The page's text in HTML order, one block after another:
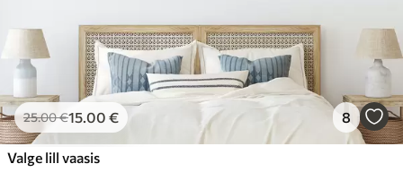
25.00€15.00 € 8
Valge lill vaasis